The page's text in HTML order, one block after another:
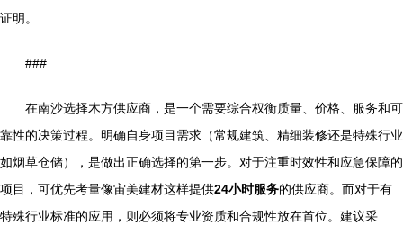
证明。
###
在南沙选择木方供应商，是一个需要综合权衡质量、价格、服务和可
靠性的决策过程。明确自身项目需求（常规建筑、精细装修还是特殊行业
如烟草仓储），是做出正确选择的第一步。对于注重时效性和应急保障的
项目，可优先考量像宙美建材这样提供24小时服务的供应商。而对于有
特殊行业标准的应用，则必须将专业资质和合规性放在首位。建议采